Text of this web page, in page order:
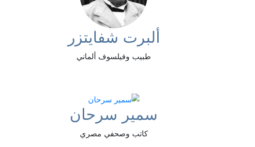
ألبرت شفايتزر
طبيب وفيلسوف ألماني
سمير سرحان
كاتب وصحفي مصري